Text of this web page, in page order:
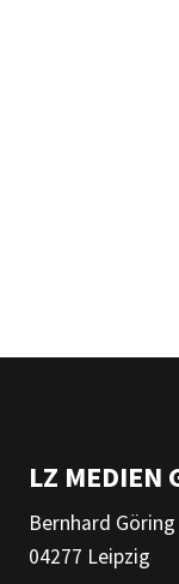
LZ MEDIEN
Bernhard
04277 Leipzig